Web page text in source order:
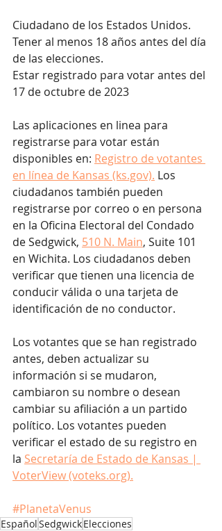
Ciudadano de los Estados Unidos.
Tener al menos 18 años antes del día
de las elecciones.
Estar registrado para votar antes del
17 de octubre de 2023
Las aplicaciones en linea para
registrarse para votar están
disponibles en: Registro de votantes
en línea de Kansas (ks.gov). Los
ciudadanos también pueden
registrarse por correo o en persona
en la Oficina Electoral del Condado
de Sedgwick, 510 N. Main, Suite 101
en Wichita. Los ciudadanos deben
verificar que tienen una licencia de
conducir válida o una tarjeta de
identificación de no conductor.
Los votantes que se han registrado
antes, deben actualizar su
información si se mudaron,
cambiaron su nombre o desean
cambiar su afiliación a un partido
político. Los votantes pueden
verificar el estado de su registro en
la Secretaría de Estado de Kansas |
VoterView (voteks.org).
#PlanetaVenus
EspañolSedgwickElecciones